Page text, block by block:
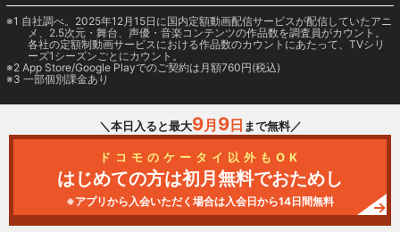
1 自社調べ。2025年12月15日に国内定額動画配信サービスが配信していたアニ
メ、2.5次元・舞台、声優・音楽コンテンツの作品数を調査員がカウント。
各社の定額制動画サービスにおける作品数のカウントにあたって、TVシリ
ーズ1シーズンごとにカウント。
2 App Store/Google Playでのご契約は月額760円(税込)
3 一部個別課金あり
＼本日入ると最大9月 9日 まで無料／
ドコモのケータイ以外もOK
はじめての方は初月無料でおためし
※アプリから入会いただく場合は入会日から14日間無料